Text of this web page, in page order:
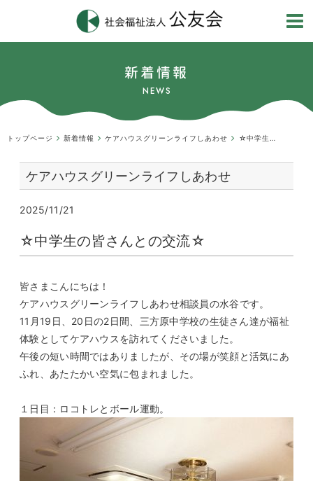
新着情報
NEWS
トップページ 新着情報 ケアハウスグリーンライフしあわせ
ケアハウスグリーンライフしあわせ
2025/11/21
☆中学生の皆さんとの交流☆
皆さまこんにちは！
ケアハウスグリーンライフしあわせ相談員の水谷です。
11月19日、20日の2日間、三方原中学校の生徒さん達が福祉
体験としてケアハウスを訪れてくださいました。
午後の短い時間ではありましたが、その場が笑顔と活気にあ
ふれ、あたたかい空気に包まれました。
１日目：ロコトレとボール運動。